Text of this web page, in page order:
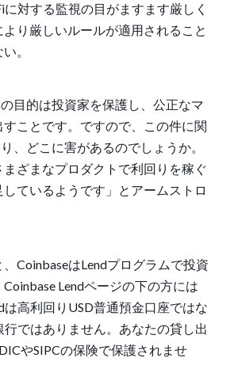
に対する監視の目がますます厳しく
り厳しいルールが適用されること
。
の目的は投資家を保護し、公正なマ
ことです。ですので、この件に関
、どこに害があるのでしょうか。
まざまなプロダクトで利回りを稼ぐ
ているようです」とアームストロ
CoinbaseはLendプログラムで投資
Coinbase Lendページの下の方には
は高利回りUSD普通預金口座ではな
行ではありません。あなたの貸し出
やSIPCの保険で保護されませ